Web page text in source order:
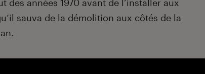
des années 1970 avant de l’installer aux
sauva de la démolition aux côtés de la